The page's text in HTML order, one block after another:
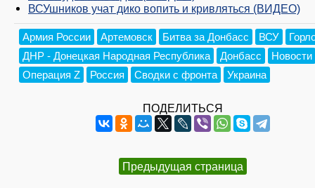
ВСУшников учат дико вопить и кривляться (ВИДЕО)
Армия России Артемовск Битва за Донбасс ВСУ
ДНР - Донецкая Народная Республика
Донбасс
Новости
Операция Z
Россия Сводки с фронта Украина
ПОДЕЛИТЬСЯ
Предыдущая страница